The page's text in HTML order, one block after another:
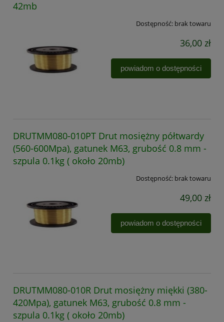
42mb
Dostępność: brak towaru
36,00 zł
powiadom o dostępności
DRUTMM080-010PT Drut mosiężny półtwardy
(560-600Mpa), gatunek M63, grubość 0.8 mm -
szpula 0.1kg ( około 20mb)
Dostępność: brak towaru
49,00 zł
powiadom o dostępności
DRUTMM080-010R Drut mosiężny miękki (380-
420Mpa), gatunek M63, grubość 0.8 mm -
szpula 0.1kg ( około 20mb)